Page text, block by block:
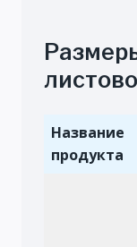
Название
продукта